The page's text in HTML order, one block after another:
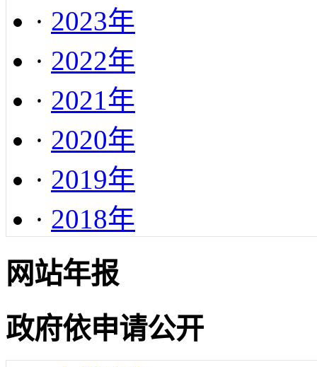
· 2023年
· 2022年
· 2021年
· 2020年
· 2019年
· 2018年
网站年报
政府依申请公开